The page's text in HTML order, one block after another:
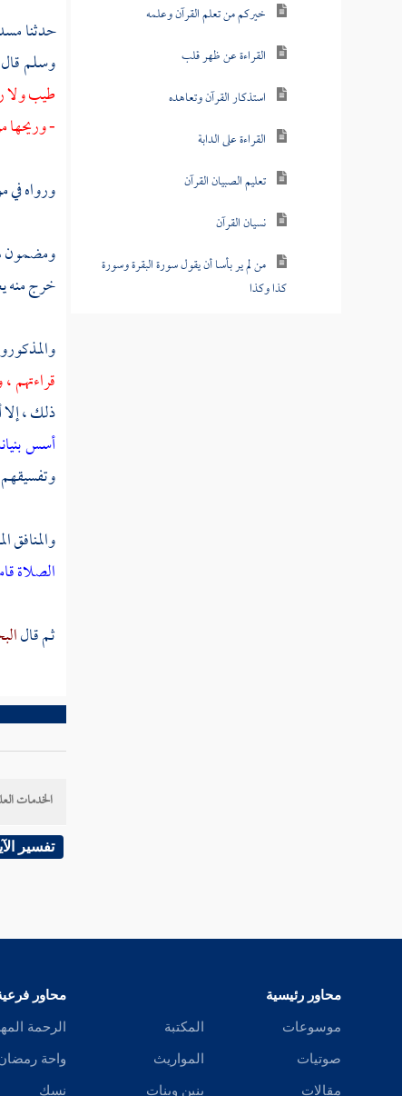
خيركم من تعلم القرآن وعلمه
القراءة عن ظهر قلب
استذكار القرآن وتعاهده
القراءة على الدابة
تعليم الصبيان القرآن
نسيان القرآن
من لم ير بأسا أن يقول سورة البقرة وسورة
كذا وكذا
تفسير سورة البقرة
تفسير سورة آل عمران
حدثنا
وسلم
طيب ولا
- وريحها
ورواه
ومضمون
خرج منه
ذلك ،
أسس
والمنافق
الصلاة
ثم قال
الخدمات
تفسير
محاور رئيسية
موسوعات
صوتيات
مقالات
المكتبة
المواريث
بنين وبنات
محاور
الرحمة
واحة
نسك